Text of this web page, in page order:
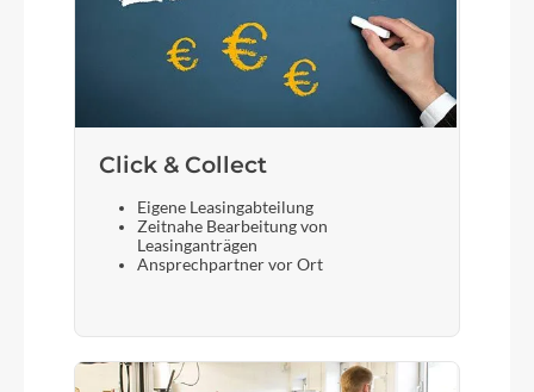
Click & Collect
Eigene Leasingabteilung
Zeitnahe Bearbeitung von
Leasinganträgen
Ansprechpartner vor Ort